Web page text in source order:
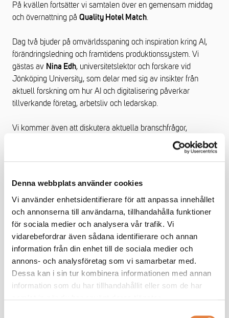
Denna webbplats använder cookies
Vi använder enhetsidentifierare för att anpassa innehållet
och annonserna till användarna, tillhandahålla funktioner
för sociala medier och analysera vår trafik. Vi
vidarebefordrar även sådana identifierare och annan
information från din enhet till de sociala medier och
annons- och analysföretag som vi samarbetar med.
Dessa kan i sin tur kombinera informationen med annan
information som du har tillhandahållit eller som de har
På kvällen fortsätter vi samtalen över en gemensam middag
och övernattning på Quality Hotel Match.
Dag två bjuder på omvärldsspaning och inspiration kring AI,
förändringsledning och framtidens produktionssystem. Vi
gästas av Nina Edh, universitetslektor och forskare vid
Jönköping University, som delar med sig av insikter från
aktuell forskning om hur AI och digitalisering påverkar
tillverkande företag, arbetsliv och ledarskap.
Vi kommer även att diskutera aktuella branschfrågor,
hållbarhets- och regelverksutveckling samt pågående initiativ
30 september -Nobia Park, Granarpsvägen 13, Jönköping
12.00 Gemensam lunch
13.00–17.00
• Välkommen och introduktion